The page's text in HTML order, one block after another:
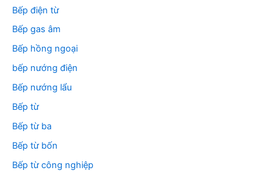
Bếp điện từ
Bếp gas âm
Bếp hồng ngoại
bếp nướng điện
Bếp nướng lẩu
Bếp từ
Bếp từ ba
Bếp từ bốn
Bếp từ công nghiệp